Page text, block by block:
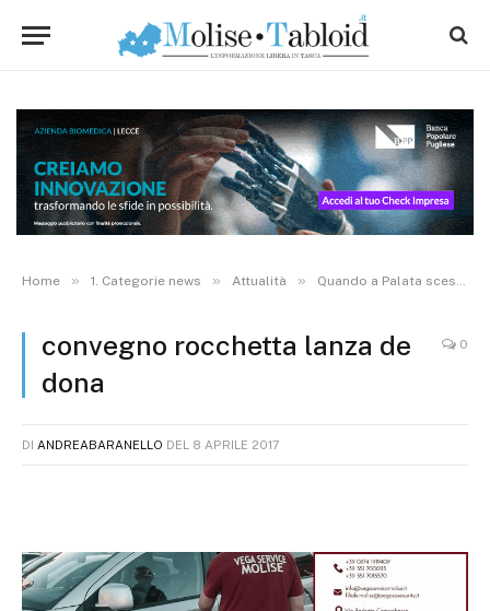
Home » 1. Categorie news » Attualità » Quando a Palata scese un paracadute con ‘sos’ politici
convegno rocchetta lanza de
dona
0
DI ANDREABARANELLO DEL 8 APRILE 2017